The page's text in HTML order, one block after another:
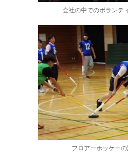
会社の中でのボランテ
フロアーホッケー